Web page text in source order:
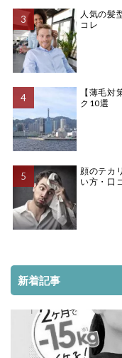
人気の髪
コレ
【薄毛
ク10選
顔のテカ
い方・口
新着記事